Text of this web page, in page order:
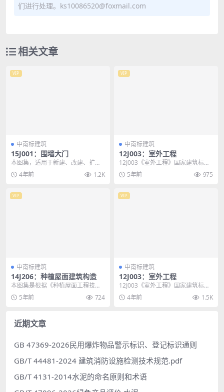
们进行处理。ks10086520@foxmail.com
相关文章
VIP
中南标建筑
15J001：围墙大门
本图集，适用于新建、改建、扩建
的民用建筑和工业建筑的围墙大
门。可供设计选用与施工...
4年前 1.2K
VIP
中南标建筑
12J003：室外工程
12J003《室外工程》国家建筑标准
设计图集是对02J003《室外工程》
的全面修...
5年前 975
VIP
中南标建筑
14J206：种植屋面建筑构造
本图集是根据《种植屋面工程技术
规程》JGJ 155-2013编制的，适用
于新建、...
5年前 724
VIP
中南标建筑
12J003：室外工程
12J003《室外工程》国家建筑标准
设计图集是对02J003《室外工程》
的全面修...
4年前 1.5K
近期文章
GB 47369-2026民用爆炸物品警示标识、登记标识通则
GB/T 44481-2024 建筑消防设施检测技术规范.pdf
GB/T 4131-2014水泥的命名原则和术语